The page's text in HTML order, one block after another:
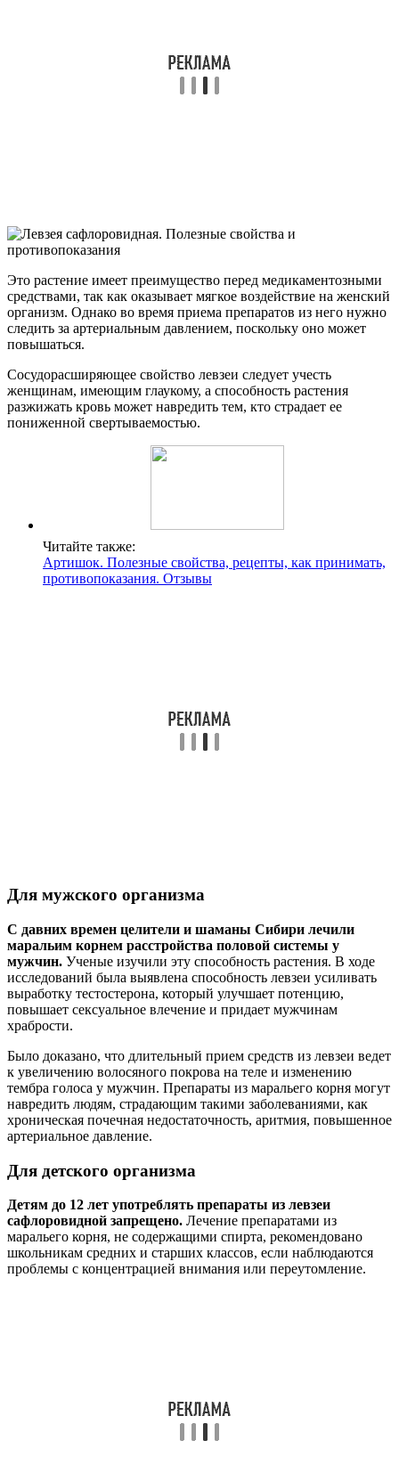
Это растение имеет преимущество перед медикаментозными
средствами, так как оказывает мягкое воздействие на женский
организм. Однако во время приема препаратов из него нужно
следить за артериальным давлением, поскольку оно может
повышаться.
Сосудорасширяющее свойство левзеи следует учесть
женщинам, имеющим глаукому, а способность растения
разжижать кровь может навредить тем, кто страдает ее
пониженной свертываемостью.
Читайте также:
Артишок. Полезные свойства, рецепты, как принимать,
противопоказания. Отзывы
Для мужского организма
С давних времен целители и шаманы Сибири лечили
маральим корнем расстройства половой системы у
мужчин. Ученые изучили эту способность растения. В ходе
исследований была выявлена способность левзеи усиливать
выработку тестостерона, который улучшает потенцию,
повышает сексуальное влечение и придает мужчинам
храбрости.
Было доказано, что длительный прием средств из левзеи ведет
к увеличению волосяного покрова на теле и изменению
тембра голоса у мужчин. Препараты из маральего корня могут
навредить людям, страдающим такими заболеваниями, как
хроническая почечная недостаточность, аритмия, повышенное
артериальное давление.
Для детского организма
Детям до 12 лет употреблять препараты из левзеи
сафлоровидной запрещено. Лечение препаратами из
маральего корня, не содержащими спирта, рекомендовано
школьникам средних и старших классов, если наблюдаются
проблемы с концентрацией внимания или переутомление.